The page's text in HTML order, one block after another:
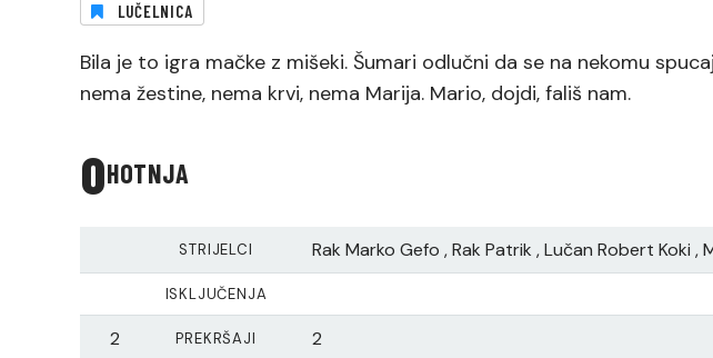
LUČELNICA
Bila je to igra mačke z mišeki. Šumari odlučni da se na nekomu
nema žestine, nema krvi, nema Marija. Mario, dojdi, fališ nam.
0HOTNJA
STRIJELCI Rak Marko Gefo , Rak Patrik , Lučan Robert Koki ,
ISKLJUČENJA
2 PREKRŠAJI 2